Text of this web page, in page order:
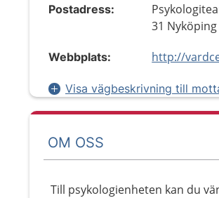
Postadress:
31 Nyköping
Webbplats: http://
Visa vägbeskrivning till
OM OSS
Till psykologienheten kan du